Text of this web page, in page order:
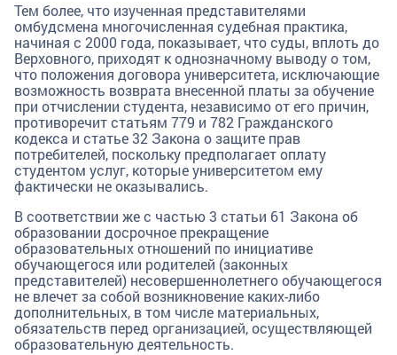
Тем более, что изученная представителями
омбудсмена многочисленная судебная практика,
начиная с 2000 года, показывает, что суды, вплоть до
Верховного, приходят к однозначному выводу о том,
что положения договора университета, исключающие
возможность возврата внесенной платы за обучение
при отчислении студента, независимо от его причин,
противоречит статьям 779 и 782 Гражданского
кодекса и статье 32 Закона о защите прав
потребителей, поскольку предполагает оплату
студентом услуг, которые университетом ему
фактически не оказывались.
В соответствии же с частью 3 статьи 61 Закона об
образовании досрочное прекращение
образовательных отношений по инициативе
обучающегося или родителей (законных
представителей) несовершеннолетнего обучающегося
не влечет за собой возникновение каких-либо
дополнительных, в том числе материальных,
обязательств перед организацией, осуществляющей
образовательную деятельность.